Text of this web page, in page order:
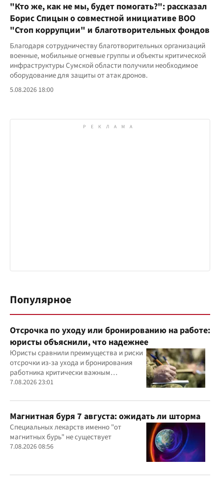
"Кто же, как не мы, будет помогать?": рассказал
Борис Спицын о совместной инициативе ВОО
"Стоп коррупции" и благотворительных фондов
Благодаря сотрудничеству благотворительных организаций
военные, мобильные огневые группы и объекты критической
инфраструктуры Сумской области получили необходимое
оборудование для защиты от атак дронов.
5.08.2026 18:00
Популярное
Отсрочка по уходу или бронированию на работе:
юристы объяснили, что надежнее
Юристы сравнили преимущества и риски
отсрочки из-за ухода и бронирования
работника критически важным
предприятием
7.08.2026 23:01
Магнитная буря 7 августа: ожидать ли шторма
Специальных лекарств именно "от
магнитных бурь" не существует
7.08.2026 08:56